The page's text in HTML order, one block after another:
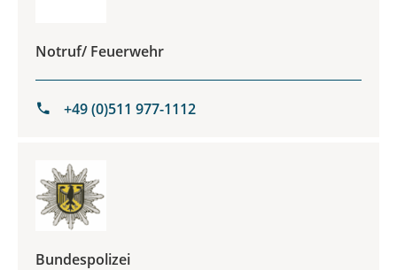
Notruf/ Feuerwehr
+49 (0)511 977-1112
Bundespolizei